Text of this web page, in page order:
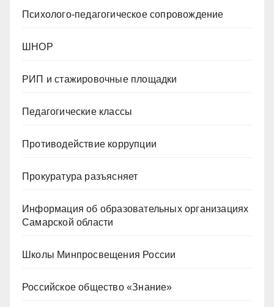
Психолого-педагогическое сопровождение
ШНОР
РИП и стажировочные площадки
Педагогические классы
Противодействие коррупции
Прокуратура разъясняет
Информация об образовательных организациях
Самарской области
Школы Минпросвещения России
Российское общество «Знание»